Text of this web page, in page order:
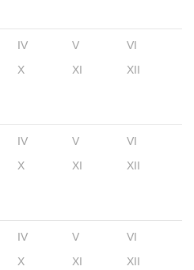
IV V
VI
X XI XII
IV V
VI
X XI XII
IV V
VI
X XI XII